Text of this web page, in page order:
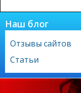
Наш блог
Отзывы сайтов
Статьи